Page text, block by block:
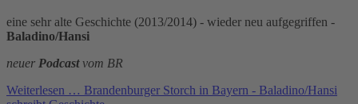
eine sehr alte Geschichte (2013/2014) - wieder neu aufgegriffen -
Baladino/Hansi
neuer Podcastvom BR
Weiterlesen … Brandenburger Storch in Bayern - Baladino/Hansi